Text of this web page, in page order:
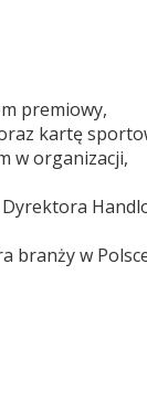
premiowy,
kartę
w organizacji,
branży w